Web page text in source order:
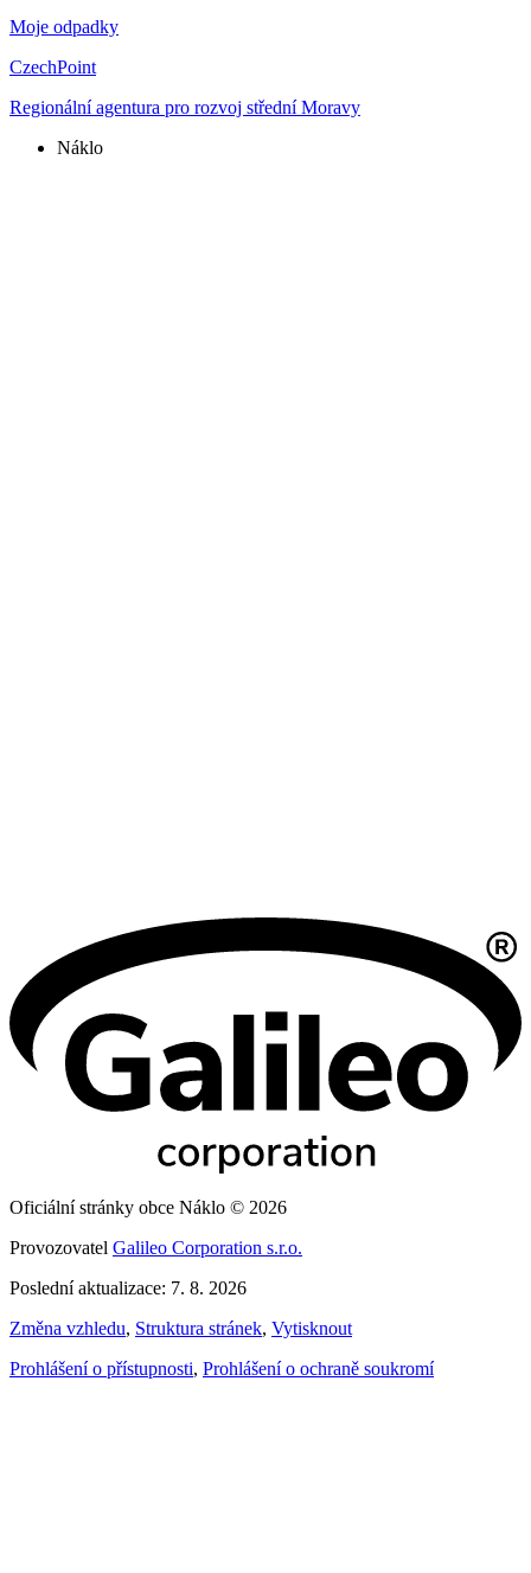
Moje odpadky
CzechPoint
Regionální agentura pro rozvoj střední Moravy
Náklo
Oficiální stránky obce Náklo © 2026
Provozovatel Galileo Corporation s.r.o.
Poslední aktualizace: 7. 8. 2026
Změna vzhledu, Struktura stránek, Vytisknout
Prohlášení o přístupnosti, Prohlášení o ochraně soukromí